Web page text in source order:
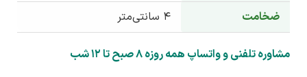
ضخامت
مشاوره تلفنی و واتساپ همه روزه 8 صبح تا 12 شب